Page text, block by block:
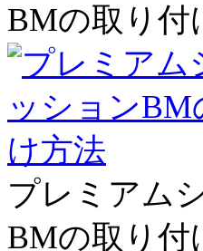
BMの取り付
プレミアム
BMの取り付